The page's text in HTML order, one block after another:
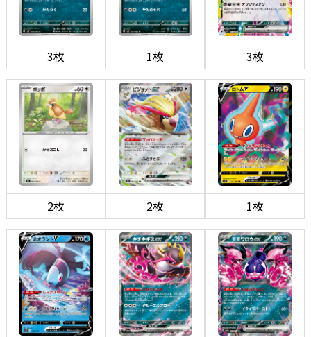
3枚 1枚 3枚
2枚 2枚 1枚